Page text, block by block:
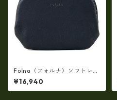
Folna（フォルナ）ソフトレザ
ーショート天溝薄マチ・がま
口長財布(牛革製・日本製）fo
-2993877
¥16,940